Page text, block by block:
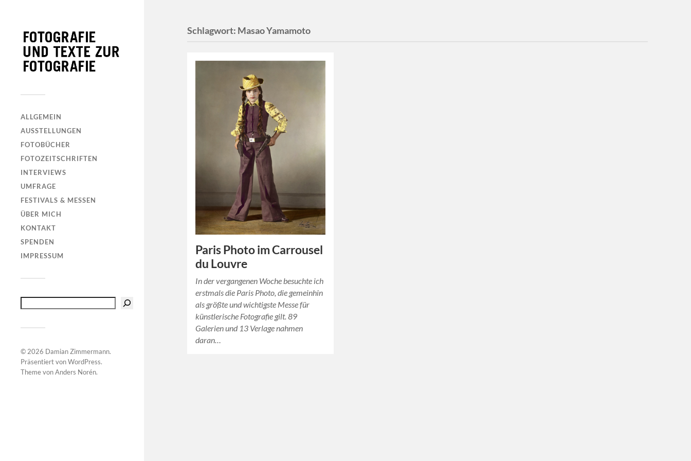
ALLGEMEIN
AUSSTELLUNGEN
FOTOBÜCHER
FOTOZEITSCHRIFTEN
INTERVIEWS
UMFRAGE
FESTIVALS & MESSEN
ÜBER MICH
KONTAKT
SPENDEN
IMPRESSUM
© 2026 Damian Zimmermann.
Präsentiert vonWordPress.
Theme vonAnders Norén.
Schlagwort: Masao Yamamoto
Paris Photo im Carrousel
du Louvre
In der vergangenen Woche besuchte ich
erstmals die Paris Photo, die gemeinhin
als größte und wichtigste Messe für
künstlerische Fotografie gilt. 89
Galerien und 13 Verlage nahmen
daran…